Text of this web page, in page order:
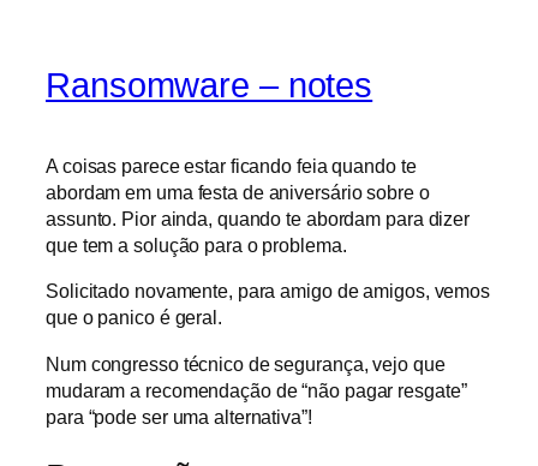
Ransomware – notes
A coisas parece estar ficando feia quando te
abordam em uma festa de aniversário sobre o
assunto. Pior ainda, quando te abordam para dizer
que tem a solução para o problema.
Solicitado novamente, para amigo de amigos, vemos
que o panico é geral.
Num congresso técnico de segurança, vejo que
mudaram a recomendação de “não pagar resgate”
para “pode ser uma alternativa”!